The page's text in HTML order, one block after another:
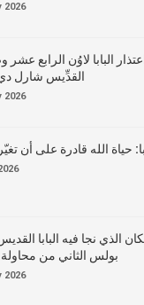
2026
البابا لاوُن الرابع
القدِّيس شارل
2026
حياة الله قادرة على أن
الذي نجا فيه البابا
بولس الثاني من محاولة
2026